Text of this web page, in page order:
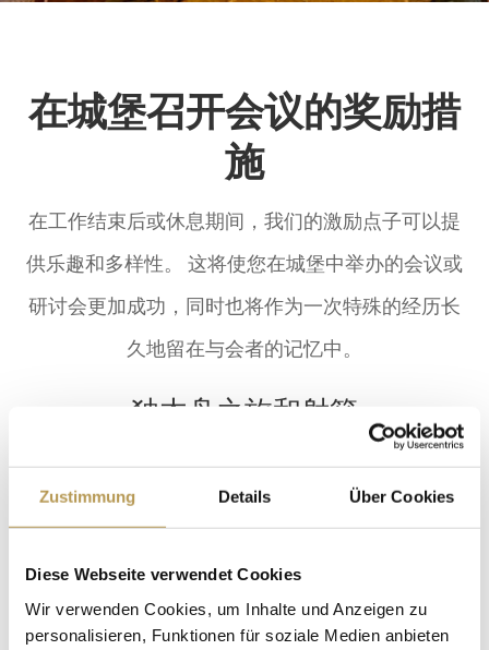
Zustimmung Details Über Cookies
Diese Webseite verwendet Cookies
Wir verwenden Cookies, um Inhalte und Anzeigen zu
personalisieren, Funktionen für soziale Medien anbieten
在城堡召开会议的奖励措
施
在工作结束后或休息期间，我们的激励点子可以提
供乐趣和多样性。 这将使您在城堡中举办的会议或
研讨会更加成功，同时也将作为一次特殊的经历长
久地留在与会者的记忆中。
独木舟之旅和射箭
请联系
卡努-舒马赫（业主塞巴斯蒂安-拉斯特）
前往网站